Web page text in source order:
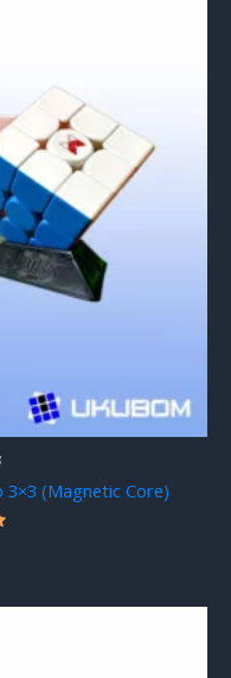
3×3 (Magnetic Core)